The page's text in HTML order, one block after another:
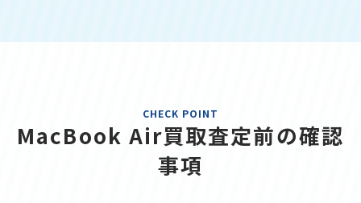
CHECK POINT
MacBook Air買取査定前の確認
事項